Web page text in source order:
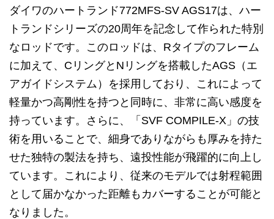
ダイワのハートランド772MFS-SV AGS17は、ハー
トランドシリーズの20周年を記念して作られた特別
なロッドです。このロッドは、Rタイプのフレーム
に加えて、CリングとNリングを搭載したAGS（エ
アガイドシステム）を採用しており、これによって
軽量かつ高剛性を持つと同時に、非常に高い感度を
持っています。さらに、「SVF COMPILE-X」の技
術を用いることで、細身でありながらも厚みを持た
せた独特の製法を持ち、遠投性能が飛躍的に向上し
ています。これにより、従来のモデルでは射程範囲
として届かなかった距離もカバーすることが可能と
なりました。